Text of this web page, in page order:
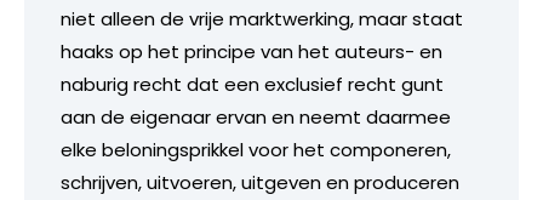
niet alleen de vrije marktwerking, maar staat
haaks op het principe van het auteurs- en
naburig recht dat een exclusief recht gunt
aan de eigenaar ervan en neemt daarmee
elke beloningsprikkel voor het componeren,
schrijven, uitvoeren, uitgeven en produceren